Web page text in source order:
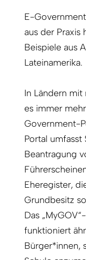
E-
aus der Praxis
Beispiele aus
Lateinamerika.
In Ländern
es immer
Government-
Portal
Beantragung
Eheregister,
Grundbesitz
Das
funktioniert
Bürger*innen,